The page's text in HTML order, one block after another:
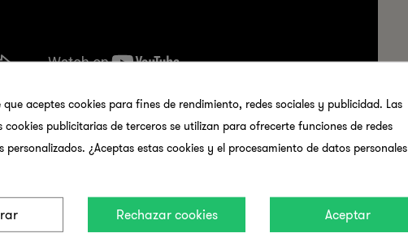
Quiero ser Menstrualmente Responsable®
aceptes cookies para fines de rendimiento, redes sociales y publicidad. Las
cookies publicitarias de terceros se utilizan para ofrecerte funciones de redes
personalizados. ¿Aceptas estas cookies y el procesamiento de datos personales
Aceptar
Rechazar cookies